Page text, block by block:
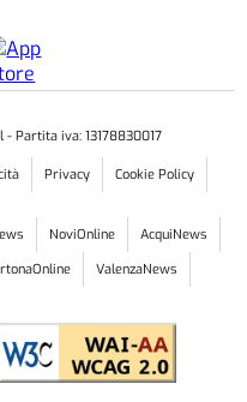
- Partita iva: 13178830017
Privacy Cookie Policy
NoviOnline
AcquiNews
ValenzaNews